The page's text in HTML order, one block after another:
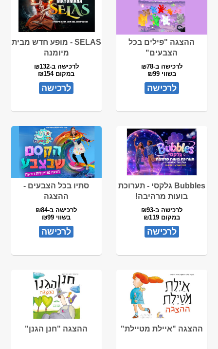
ההצגה "פילים בכל
הצבעים"
לרכישה ב-₪78
בשווי ₪99
לרכישה
SELAS - מופע חדש מבית
מיומנה
לרכישה ב-₪132
במקום ₪154
לרכישה
Bubbles גלקסי - תערוכת
בועות מרהיבה!
לרכישה ב-₪93
במקום ₪119
לרכישה
סתיו בכל הצבעים -
ההצגה
לרכישה ב-₪84
בשווי ₪99
לרכישה
ההצגה "איילת מטיילת" ההצגה "חנן הגנן"